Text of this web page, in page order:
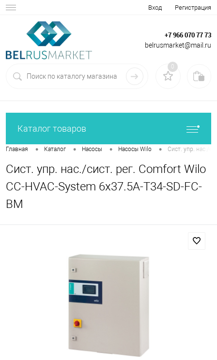
Вход Регистрация
+7 966 070 77 73
belrusmarket@mail.ru
0
Каталог товаров
Главная • Каталог • Насосы • Насосы Wilo • Сист. упр. нас./
Сист. упр. нас./сист. рег. Comfort Wilo
CC-HVAC-System 6x37.5A-T34-SD-FC-
BM